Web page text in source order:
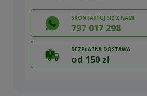
SKONTAKTUJ SIĘ Z NAMI
797 017 298
BEZPŁATNA DOSTAWA
od 150 zł